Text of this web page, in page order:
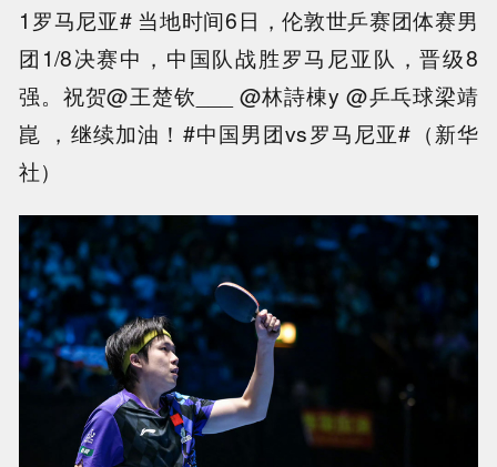
1罗马尼亚# 当地时间6日，伦敦世乒赛团体赛男
团1/8决赛中，中国队战胜罗马尼亚队，晋级8
强。祝贺@王楚钦___ @林詩棟y @乒乓球梁靖
崑 ，继续加油！#中国男团vs罗马尼亚#（新华
社）